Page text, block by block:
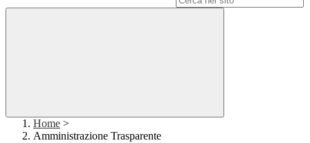
Home >
Amministrazione Trasparente